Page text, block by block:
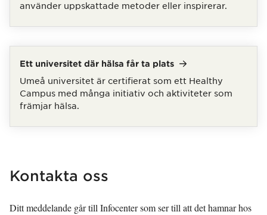
använder uppskattade metoder eller inspirerar.
Ett universitet där hälsa får ta plats
Umeå universitet är certifierat som ett Healthy
Campus med många initiativ och aktiviteter som
främjar hälsa.
Kontakta oss
Ditt meddelande går till Infocenter som ser till att det hamnar hos